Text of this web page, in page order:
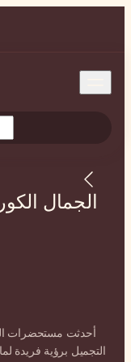
واقي
ثورة في صناعة
الجمال والمنتجات.